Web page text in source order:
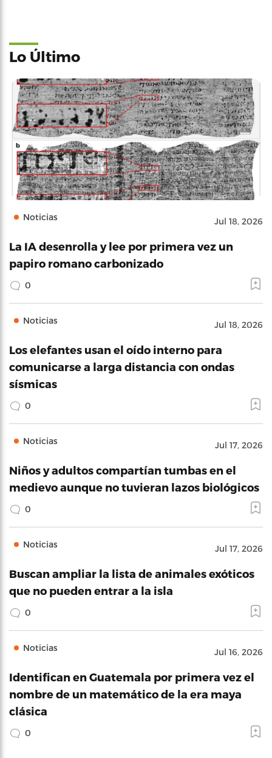
Lo Último
Noticias Jul 18, 2026
La IA desenrolla y lee por primera vez un
papiro romano carbonizado
0
Noticias Jul 18, 2026
Los elefantes usan el oído interno para
comunicarse a larga distancia con ondas
sísmicas
0
Noticias Jul 17, 2026
Niños y adultos compartían tumbas en el
medievo aunque no tuvieran lazos biológicos
0
Noticias Jul 17, 2026
Buscan ampliar la lista de animales exóticos
que no pueden entrar a la isla
0
Noticias Jul 16, 2026
Identifican en Guatemala por primera vez el
nombre de un matemático de la era maya
clásica
0